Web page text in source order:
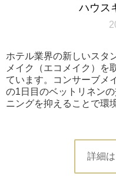
ハウス
ホテル業界の新しいスタ
メイク（エコメイク）を
ています。コンサーブメ
の1日目のベットリネン
ニングを抑えることで環
詳細